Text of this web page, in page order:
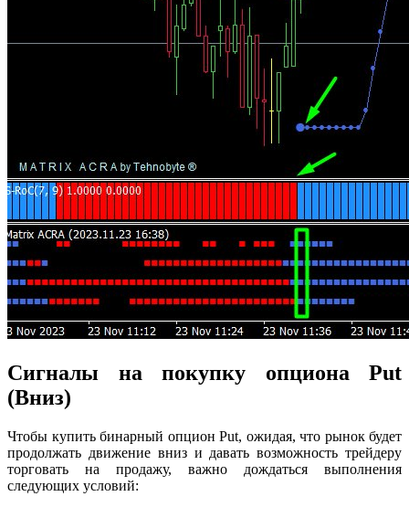
Сигналы на покупку опциона Put
(Вниз)
Чтобы купить бинарный опцион Put, ожидая, что рынок будет
продолжать движение вниз и давать возможность трейдеру
торговать на продажу, важно дождаться выполнения
следующих условий: